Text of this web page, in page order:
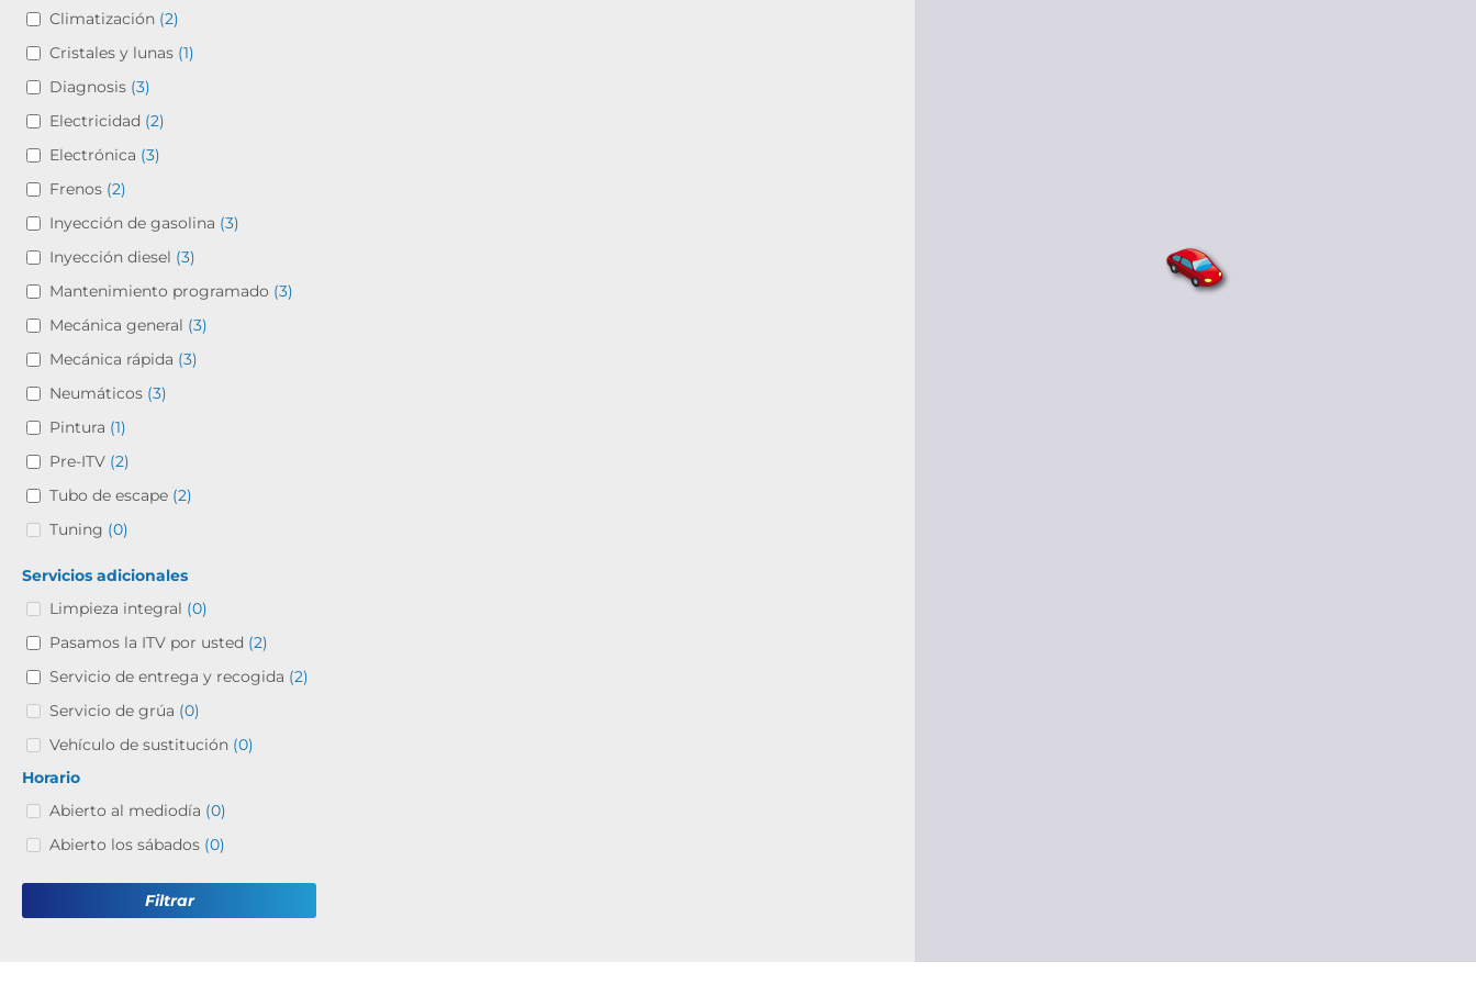
Climatización (2)
Cristales y lunas (1)
Diagnosis (3)
Electricidad (2)
Electrónica (3)
Frenos (2)
Inyección de gasolina (3)
Inyección diesel (3)
Mantenimiento programado (3)
Mecánica general (3)
Mecánica rápida (3)
Neumáticos (3)
Pintura (1)
Pre-ITV (2)
Tubo de escape (2)
Tuning (0)
Servicios adicionales
Limpieza integral (0)
Pasamos la ITV por usted (2)
Servicio de entrega y recogida (2)
Servicio de grúa (0)
Vehículo de sustitución (0)
Horario
Abierto al mediodía (0)
Abierto los sábados (0)
Filtrar